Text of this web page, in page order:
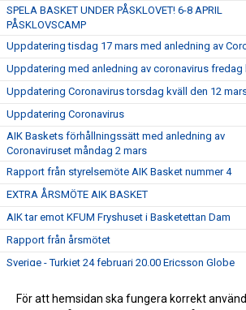
SPELA BASKET UNDER PÅSKLOVET! 6-8 APRIL
PÅSKLOVSCAMP
Uppdatering tisdag 17 mars med anledning av
Uppdatering med anledning av coronavirus fredag
Uppdatering Coronavirus torsdag kväll den 12
Uppdatering Coronavirus
AIK Baskets förhållningssätt med anledning av
Coronaviruset måndag 2 mars
Rapport från styrelsemöte AIK Basket nummer 4
EXTRA ÅRSMÖTE AIK BASKET
AIK tar emot KFUM Fryshuset i Basketettan Dam
Rapport från årsmötet
Sverige - Turkiet 24 februari 20.00 Ericsson Globe
ANMÄL DIG TILL SOMMARENS SVETTIGASTE
För att hemsidan ska fungera korrekt